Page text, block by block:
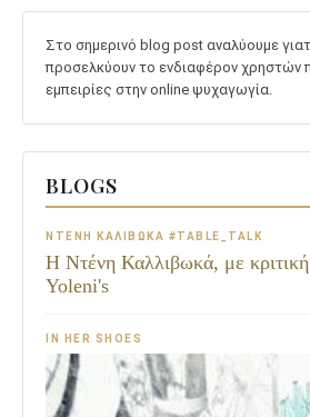
Στο σημερινό blog post αναλύουμε
προσελκύουν το ενδιαφέρον χρηστών
εμπειρίες στην online ψυχαγωγία.
BLOGS
ΝΤΈΝΗ ΚΑΛΙΒΩΚΆ #TABLE_TALK
Η Ντένη Καλλιβωκά, με
Yoleni's
IN HER SHOES